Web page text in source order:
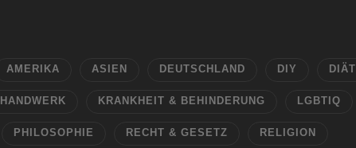
AMERIKA ASIEN DEUTSCHLAND DIY DIÄT
HANDWERK KRANKHEIT & BEHINDERUNG LGBTIQ
PHILOSOPHIE RECHT & GESETZ RELIGION